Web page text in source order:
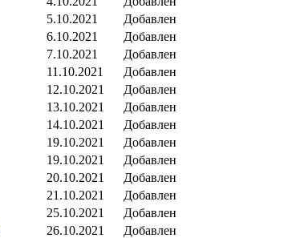
5.10.2021
Добавлен
6.10.2021
Добавлен
7.10.2021
Добавлен
11.10.2021
Добавлен
12.10.2021
Добавлен
13.10.2021
Добавлен
14.10.2021
Добавлен
19.10.2021
Добавлен
19.10.2021
Добавлен
20.10.2021
Добавлен
21.10.2021
Добавлен
25.10.2021
Добавлен
26.10.2021
Добавлен